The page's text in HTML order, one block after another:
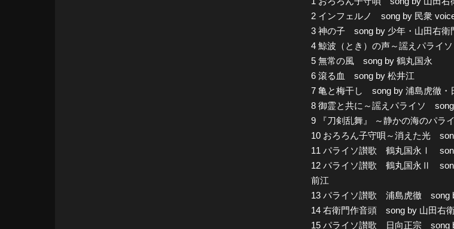
2 インフェルノ song by 民衆
3 神の子 song by 少年・山田右衛
4 鯨波（とき）の声～謡えパライ
5 無常の風 song by 鶴丸国永
6 滾る血 song by 松井江
7 亀と梅干し song by 浦島虎徹・
8 御霊と共に～謡えパライソ
9 『刀剣乱舞』 ～静かの海のパラ
10 おろろん子守唄～消えた光
11 パライソ讃歌 鶴丸国永Ⅰ
12 パライソ讃歌 鶴丸国永Ⅱ song
前江
13 パライソ讃歌 浦島虎徹 song
14 右衛門作音頭 song by 山田右
15 パライソ讃歌 日向正宗 song